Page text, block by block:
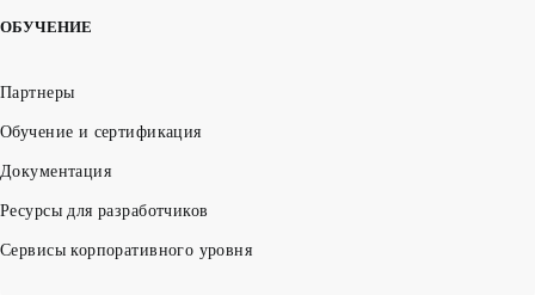
ОБУЧЕНИЕ
Партнеры
Обучение и сертификация
Документация
Ресурсы для разработчиков
Сервисы корпоративного уровня